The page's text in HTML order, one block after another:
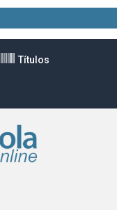
Títulos